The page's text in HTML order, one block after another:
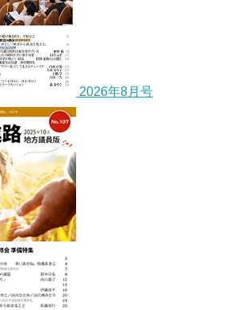
2026年8月号